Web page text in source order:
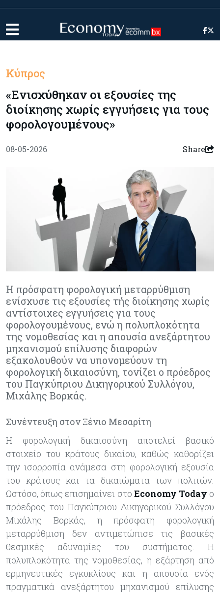
Κύπρος
«Ενισχύθηκαν οι εξουσίες της
διοίκησης χωρίς εγγυήσεις για τους
φορολογουμένους»
08-05-2026 Share
Η πρόσφατη φορολογική μεταρρύθμιση
ενίσχυσε τις εξουσίες τής διοίκησης χωρίς
αντίστοιχες εγγυήσεις για τους
φορολογουμένους, ενώ η πολυπλοκότητα
της νομοθεσίας και η απουσία ανεξάρτητου
μηχανισμού επίλυσης διαφορών
εξακολουθούν να υπονομεύουν τη
φορολογική δικαιοσύνη, τονίζει ο πρόεδρος
του Παγκύπριου Δικηγορικού Συλλόγου,
Μιχάλης Βορκάς.
Συνέντευξη στον Ξένιο Μεσαρίτη
Η φορολογική δικαιοσύνη αποτελεί βασικό
στοιχείο του κράτους δικαίου, καθώς καθορίζει
την ισορροπία ανάμεσα στη φορολογική εξουσία
του κράτους και τα δικαιώματα των πολιτών.
Ωστόσο, όπως επισημαίνει στο Economy Today ο
πρόεδρος του Παγκύπριου Δικηγορικού Συλλόγου
Μιχάλης Βορκάς, η πρόσφατη φορολογική
μεταρρύθμιση δεν αντιμετώπισε τις βασικές
θεσμικές αδυναμίες του συστήματος. Η
πολυπλοκότητα της νομοθεσίας, η εξάρτηση από
ερμηνευτικές εγκυκλίους και η απουσία ενός
πραγματικά ανεξάρτητου μηχανισμού επίλυσης